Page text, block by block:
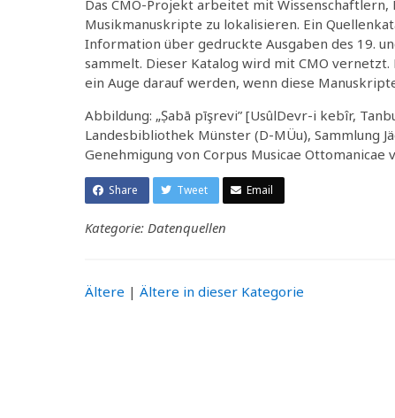
Das CMO-Projekt arbeitet mit
Musikmanuskripte zu lokalisieren. Ein
Information über gedruckte Ausgaben des 19.
sammelt. Dieser Katalog wird mit CMO
ein Auge darauf werden, wenn diese
Abbildung: „Ṣabā pīşrevi” [UsûlDevr-i kebîr,
Landesbibliothek Münster (D-MÜu), Sammlung
Genehmigung von Corpus Musicae Ottomanicae
Share Tweet Email
Kategorie: Datenquellen
Ältere | Ältere in dieser Kategorie